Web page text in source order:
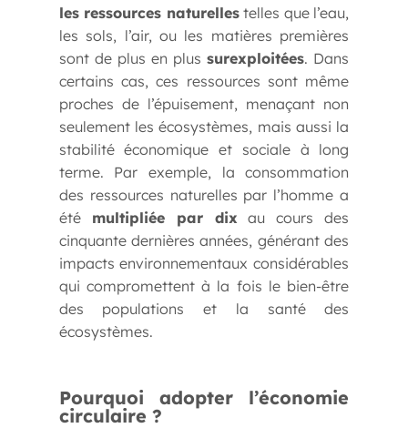
les ressources naturellestelles que l’eau,
les sols, l’air, ou les matières premières
sont de plus en plussurexploitées. Dans
certains cas, ces ressources sont même
proches de l’épuisement, menaçant non
seulement les écosystèmes, mais aussi la
stabilité économique et sociale à long
terme. Par exemple, la consommation
des ressources naturelles par l’homme a
été multipliée par dix au cours des
cinquante dernières années, générant des
impacts environnementaux considérables
qui compromettent à la fois le bien-être
des populations et la santé des
écosystèmes.
Pourquoi adopter l’économie
circulaire ?